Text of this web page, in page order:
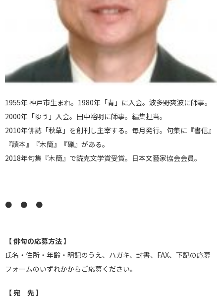
1955年 神戸市生まれ。1980年「青」に入会。波多野爽波に師事。
2000年「ゆう」入会。田中裕明に師事。編集担当。
2010年俳誌「秋草」を創刊し主宰する。毎月発行。句集に『書信』
『讀本』『木簡』『礫』がある。
2018年句集『木簡』で読売文学賞受賞。日本文藝家協会会員。
● ● ●
【 俳句の応募方法 】
氏名・住所・年齢・明記のうえ、ハガキ、封書、FAX、下記の応募
フォームのいずれかからご応募ください。
【 宛 先 】